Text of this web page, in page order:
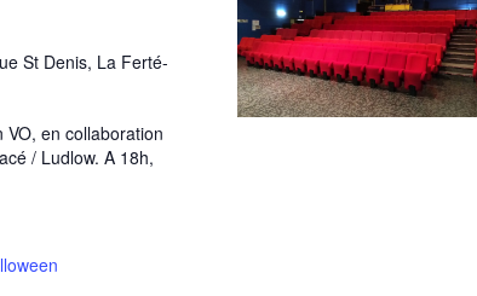
St Denis, La Ferté-
VO, en collaboration
/ Ludlow. A 18h,